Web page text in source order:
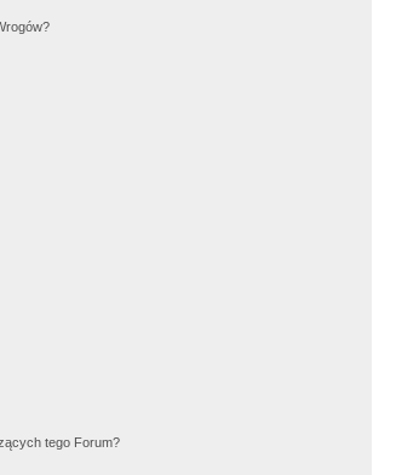
tego Forum?